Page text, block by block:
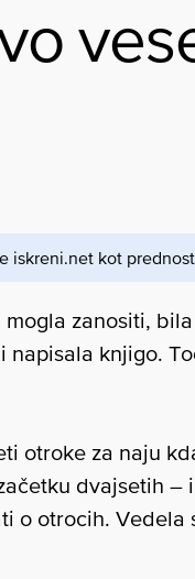
iskreni.net kot
zanositi,
napisala knjigo.
otroke za naju
dvajsetih –
o otrocih.